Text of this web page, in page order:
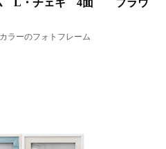
L・チェキ 4面 ブラウ
ラーのフォトフレーム